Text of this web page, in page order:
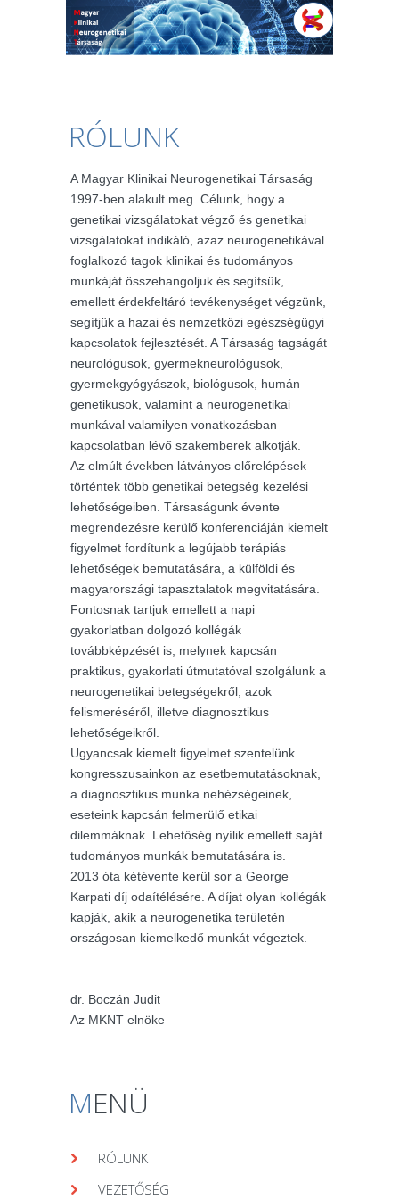
RÓLUNK
A Magyar Klinikai Neurogenetikai Társaság
1997-ben alakult meg. Célunk, hogy a
genetikai vizsgálatokat végző és genetikai
vizsgálatokat indikáló, azaz neurogenetikával
foglalkozó tagok klinikai és tudományos
munkáját összehangoljuk és segítsük,
emellett érdekfeltáró tevékenységet végzünk,
segítjük a hazai és nemzetközi egészségügyi
kapcsolatok fejlesztését. A Társaság tagságát
neurológusok, gyermekneurológusok,
gyermekgyógyászok, biológusok, humán
genetikusok, valamint a neurogenetikai
munkával valamilyen vonatkozásban
kapcsolatban lévő szakemberek alkotják.
Az elmúlt években látványos előrelépések
történtek több genetikai betegség kezelési
lehetőségeiben. Társaságunk évente
megrendezésre kerülő konferenciáján kiemelt
figyelmet fordítunk a legújabb terápiás
lehetőségek bemutatására, a külföldi és
magyarországi tapasztalatok megvitatására.
Fontosnak tartjuk emellett a napi
gyakorlatban dolgozó kollégák
továbbképzését is, melynek kapcsán
praktikus, gyakorlati útmutatóval szolgálunk a
neurogenetikai betegségekről, azok
felismeréséről, illetve diagnosztikus
lehetőségeikről.
Ugyancsak kiemelt figyelmet szentelünk
kongresszusainkon az esetbemutatásoknak,
a diagnosztikus munka nehézségeinek,
eseteink kapcsán felmerülő etikai
dilemmáknak. Lehetőség nyílik emellett saját
tudományos munkák bemutatására is.
2013 óta kétévente kerül sor a George
Karpati díj odaítélésére. A díjat olyan kollégák
kapják, akik a neurogenetika területén
országosan kiemelkedő munkát végeztek.
dr. Boczán Judit
Az MKNT elnöke
MENÜ
RÓLUNK
VEZETŐSÉG